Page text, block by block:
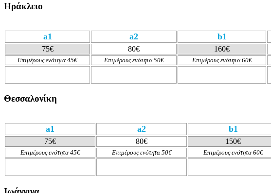
Ηράκλειο
a1 a2 b1
75€ 80€ 160€
Επιμέρους ενότητα 45€ Επιμέρους ενότητα 50€ Επιμέρους ενότητα 60€
Θεσσαλονίκη
a1 a2 b1
75€ 80€ 150€
Επιμέρους ενότητα 45€ Επιμέρους ενότητα 50€ Επιμέρους ενότητα 60€